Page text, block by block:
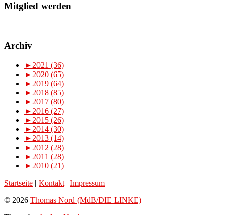
Mitglied werden
Archiv
► 2021 (36)
► 2020 (65)
► 2019 (64)
► 2018 (85)
► 2017 (80)
► 2016 (27)
► 2015 (26)
► 2014 (30)
► 2013 (14)
► 2012 (28)
► 2011 (28)
► 2010 (21)
Startseite | Kontakt | Impressum
© 2026 Thomas Nord (MdB/DIE LINKE)